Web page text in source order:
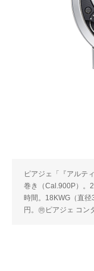
ピアジェ「『アルテ
巻き（Cal.900P）。
時間。18KWG（直
円。㉄ピアジェ コ